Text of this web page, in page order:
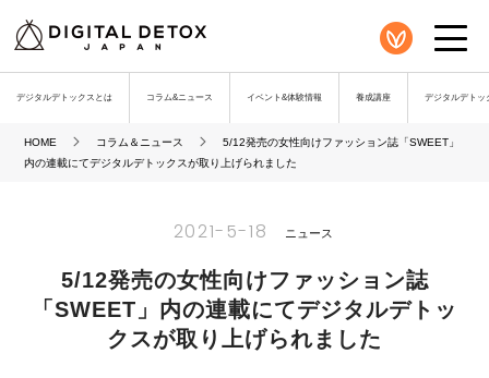
デジタルデトックスとは コラム&ニュース イベント&体験情報 養成講座 デジタルデトッ
HOME コラム＆ニュース
5/12発売の女性向けファッション誌「SWEET」
内の連載にてデジタルデトックスが取り上げられました
2021-5-18 ニュース
5/12発売の女性向けファッション誌
「SWEET」内の連載にてデジタルデトッ
クスが取り上げられました